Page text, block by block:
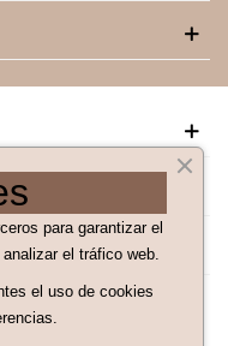
para garantizar el
el tráfico web.
el uso de cookies